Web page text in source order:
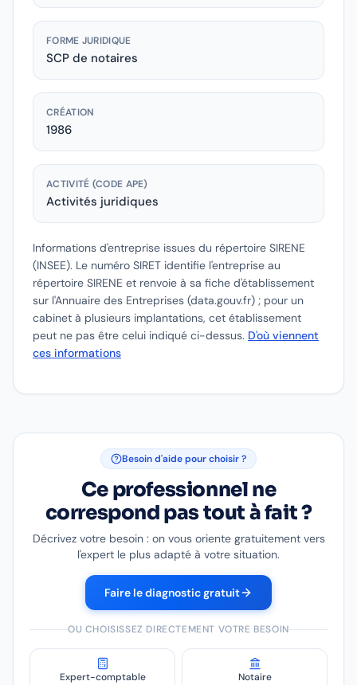
FORME JURIDIQUE
SCP de notaires
CRÉATION
1986
ACTIVITÉ (CODE APE)
Activités juridiques
Informations d'entreprise issues du répertoire SIRENE
(INSEE). Le numéro SIRET identifie l'entreprise au
répertoire SIRENE et renvoie à sa fiche d'établissement
sur l'Annuaire des Entreprises (data.gouv.fr) ; pour un
cabinet à plusieurs implantations, cet établissement
peut ne pas être celui indiqué ci-dessus. D'où viennent
ces informations
Besoin d'aide pour choisir ?
Ce professionnel ne
correspond pas tout à fait ?
Décrivez votre besoin : on vous oriente gratuitement vers
l'expert le plus adapté à votre situation.
Faire le diagnostic gratuit
OU CHOISISSEZ DIRECTEMENT VOTRE BESOIN
Expert-comptable Notaire